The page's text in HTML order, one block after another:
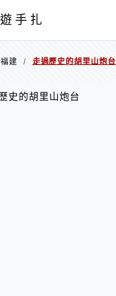
手扎
建 / 走過歷史的胡里山炮台
史的胡里山炮台